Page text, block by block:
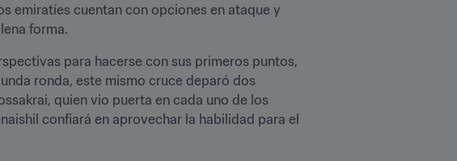
emiratíes cuentan con opciones en ataque y
forma.
para hacerse con sus primeros puntos,
ronda, este mismo cruce deparó dos
quien vio puerta en cada uno de los
confiará en aprovechar la habilidad para el